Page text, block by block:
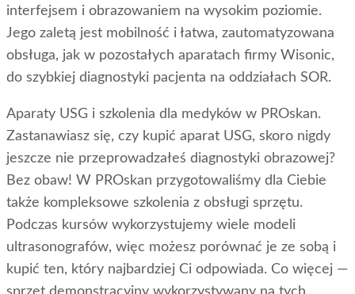
interfejsem i obrazowaniem na wysokim poziomie.
Jego zaletą jest mobilność i łatwa, zautomatyzowana
obsługa, jak w pozostałych aparatach firmy Wisonic,
do szybkiej diagnostyki pacjenta na oddziałach SOR.
Aparaty USG i szkolenia dla medyków w PROskan.
Zastanawiasz się, czy kupić aparat USG, skoro nigdy
jeszcze nie przeprowadzałeś diagnostyki obrazowej?
Bez obaw! W PROskan przygotowaliśmy dla Ciebie
także kompleksowe szkolenia z obsługi sprzętu.
Podczas kursów wykorzystujemy wiele modeli
ultrasonografów, więc możesz porównać je ze sobą i
kupić ten, który najbardziej Ci odpowiada. Co więcej —